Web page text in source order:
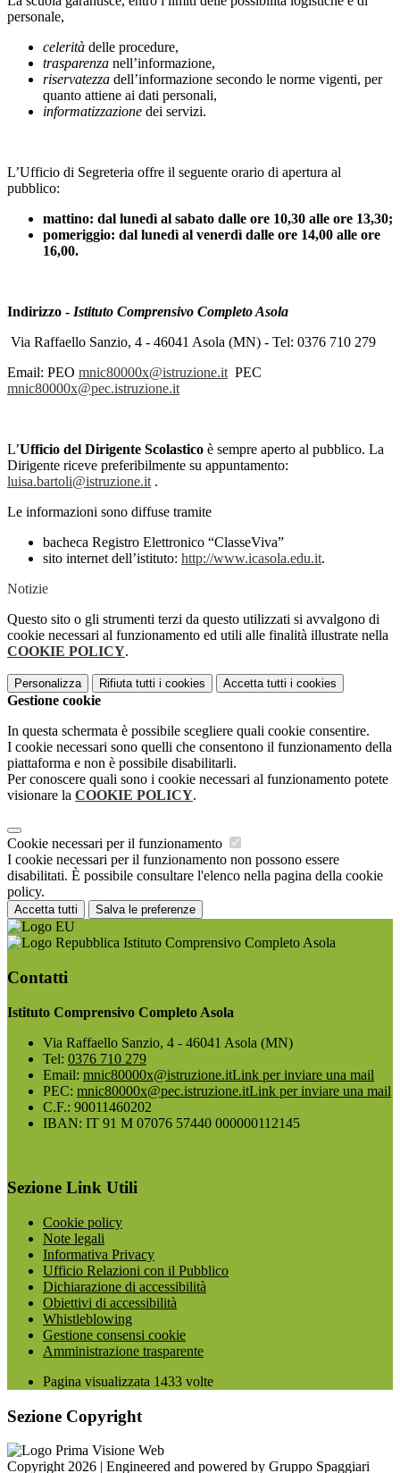
personale,
celerità delle procedure,
trasparenza nell’informazione,
riservatezza dell’informazione secondo le norme vigenti, per
quanto attiene ai dati personali,
informatizzazione dei servizi.
L’Ufficio di Segreteria offre il seguente orario di apertura al
pubblico:
mattino: dal lunedì al sabato dalle ore 10,30 alle ore 13,30;
pomeriggio: dal lunedì al venerdì dalle ore 14,00 alle ore
16,00.
Indirizzo - Istituto Comprensivo Completo Asola
Via Raffaello Sanzio, 4 - 46041 Asola (MN) - Tel: 0376 710 279
Email: PEO mnic80000x@istruzione.it PEC
mnic80000x@pec.istruzione.it
L’Ufficio del Dirigente Scolastico è sempre aperto al pubblico. La
Dirigente riceve preferibilmente su appuntamento:
luisa.bartoli@istruzione.it .
Le informazioni sono diffuse tramite
bacheca Registro Elettronico “ClasseViva”
sito internet dell’istituto: http://www.icasola.edu.it.
Notizie
Questo sito o gli strumenti terzi da questo utilizzati si avvalgono di
cookie necessari al funzionamento ed utili alle finalità illustrate nella
COOKIE POLICY.
Personalizza Rifiuta tutti i cookies Accetta tutti i cookies
Gestione cookie
In questa schermata è possibile scegliere quali cookie consentire.
I cookie necessari sono quelli che consentono il funzionamento della
piattaforma e non è possibile disabilitarli.
Per conoscere quali sono i cookie necessari al funzionamento potete
visionare la COOKIE POLICY.
Cookie necessari per il funzionamento
I cookie necessari per il funzionamento non possono essere
disabilitati. È possibile consultare l'elenco nella pagina della cookie
policy.
Accetta tutti Salva le preferenze
Istituto Comprensivo Completo Asola
Contatti
Istituto Comprensivo Completo Asola
Via Raffaello Sanzio, 4 - 46041 Asola (MN)
Tel: 0376 710 279
Email: mnic80000x@istruzione.itLink per inviare una mail
PEC: mnic80000x@pec.istruzione.itLink per inviare una mail
C.F.: 90011460202
IBAN: IT 91 M 07076 57440 000000112145
Sezione Link Utili
Cookie policy
Note legali
Informativa Privacy
Ufficio Relazioni con il Pubblico
Dichiarazione di accessibilità
Obiettivi di accessibilità
Whistleblowing
Gestione consensi cookie
Amministrazione trasparente
Pagina visualizzata 1433 volte
Sezione Copyright
Copyright 2026 | Engineered and powered by Gruppo Spaggiari